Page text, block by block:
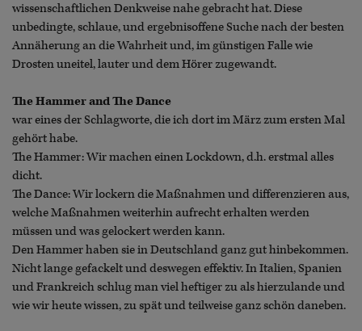
wissenschaftlichen Denkweise nahe gebracht hat. Diese
unbedingte, schlaue, und ergebnisoffene Suche nach der besten
Annäherung an die Wahrheit und, im günstigen Falle wie
Drosten uneitel, lauter und dem Hörer zugewandt.
The Hammer and The Dance
war eines der Schlagworte, die ich dort im März zum ersten Mal
gehört habe.
The Hammer: Wir machen einen Lockdown, d.h. erstmal alles
dicht.
The Dance: Wir lockern die Maßnahmen und differenzieren aus,
welche Maßnahmen weiterhin aufrecht erhalten werden
müssen und was gelockert werden kann.
Den Hammer haben sie in Deutschland ganz gut hinbekommen.
Nicht lange gefackelt und deswegen effektiv. In Italien, Spanien
und Frankreich schlug man viel heftiger zu als hierzulande und
wie wir heute wissen, zu spät und teilweise ganz schön daneben.